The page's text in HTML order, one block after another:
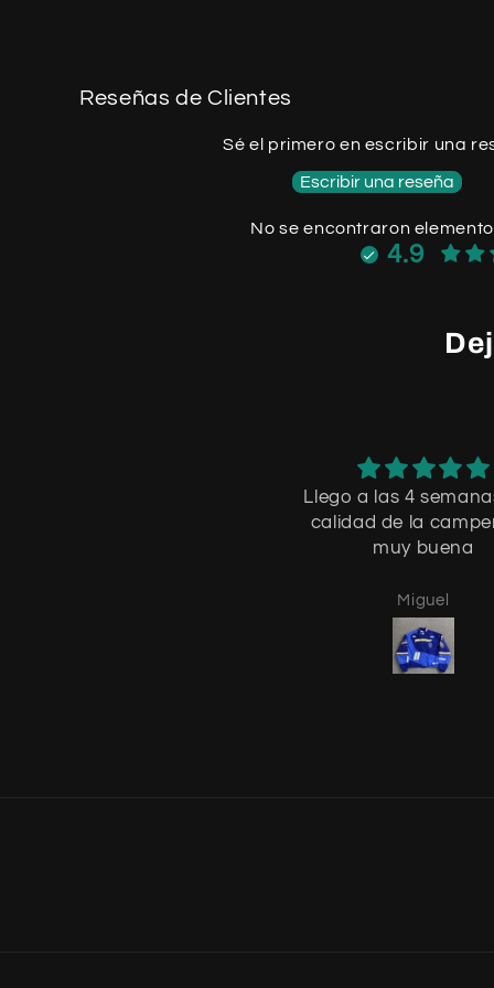
Reseñas de Clientes
Sé el primero en escribir una
Escribir una reseña
No se encontraron
4.9
Llego a las 4
calidad de la
muy buena
Miguel